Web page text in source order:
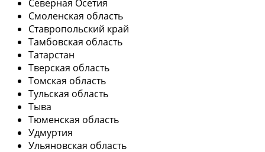
Северная Осетия
Смоленская область
Ставропольский край
Тамбовская область
Татарстан
Тверская область
Томская область
Тульская область
Тыва
Тюменская область
Удмуртия
Ульяновская область